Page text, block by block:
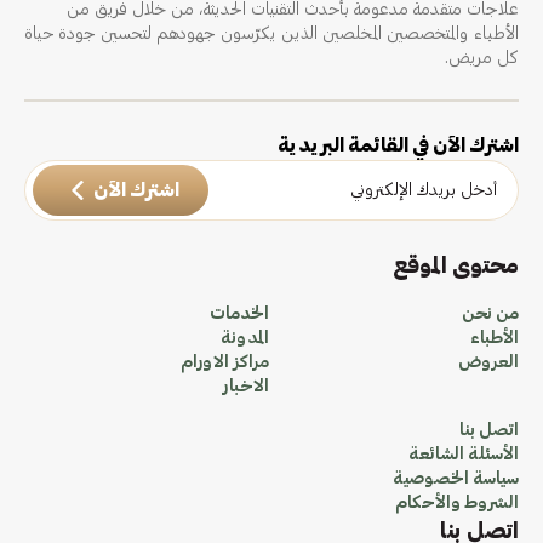
علاجات متقدمة مدعومة بأحدث التقنيات الحديثة، من خلال فريق من
الأطباء والمتخصصين المخلصين الذين يكرّسون جهودهم لتحسين جودة حياة
كل مريض.
اشترك الآن في القائمة البريدية
اشترك الآن
محتوى الموقع
من نحن
الأطباء
العروض
الخدمات
المدونة
مراكز الاورام
الاخبار
اتصل بنا
الأسئلة الشائعة
سياسة الخصوصية
الشروط والأحكام
اتصل بنا